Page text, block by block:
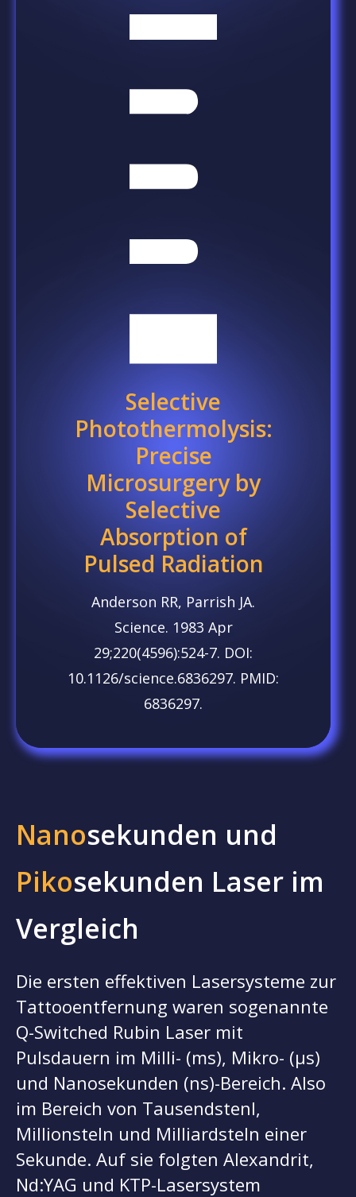
Selective
Photothermolysis:
Precise
Microsurgery by
Selective
Absorption of
Pulsed Radiation
Anderson RR, Parrish JA.
Science. 1983 Apr
29;220(4596):524-7. DOI:
10.1126/science.6836297. PMID:
6836297.
Nanosekunden und
Pikosekunden Laser im
Vergleich
Die ersten effektiven Lasersysteme zur
Tattooentfernung waren sogenannte
Q-Switched Rubin Laser mit
Pulsdauern im Milli- (ms), Mikro- (µs)
und Nanosekunden (ns)-Bereich. Also
im Bereich von Tausendstenl,
Millionsteln und Milliardsteln einer
Sekunde. Auf sie folgten Alexandrit,
Nd:YAG und KTP-Lasersystem